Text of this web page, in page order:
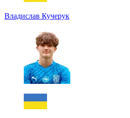
Владислав Кучерук